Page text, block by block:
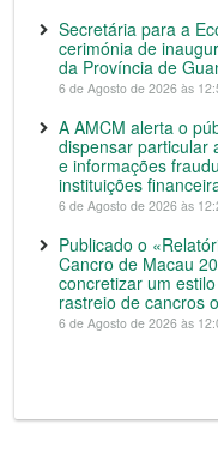
Secretária para a
cerimónia de
da Província de
6 de Agosto de 2026 às
A AMCM alerta o
dispensar particular
e informações
instituições
6 de Agosto de 2026 às
Publicado o
Cancro de Macau
concretizar um
rastreio de cancros
6 de Agosto de 2026 às